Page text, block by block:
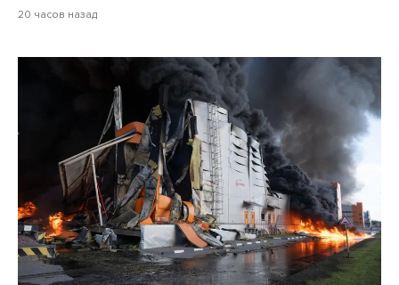
20 часов назад